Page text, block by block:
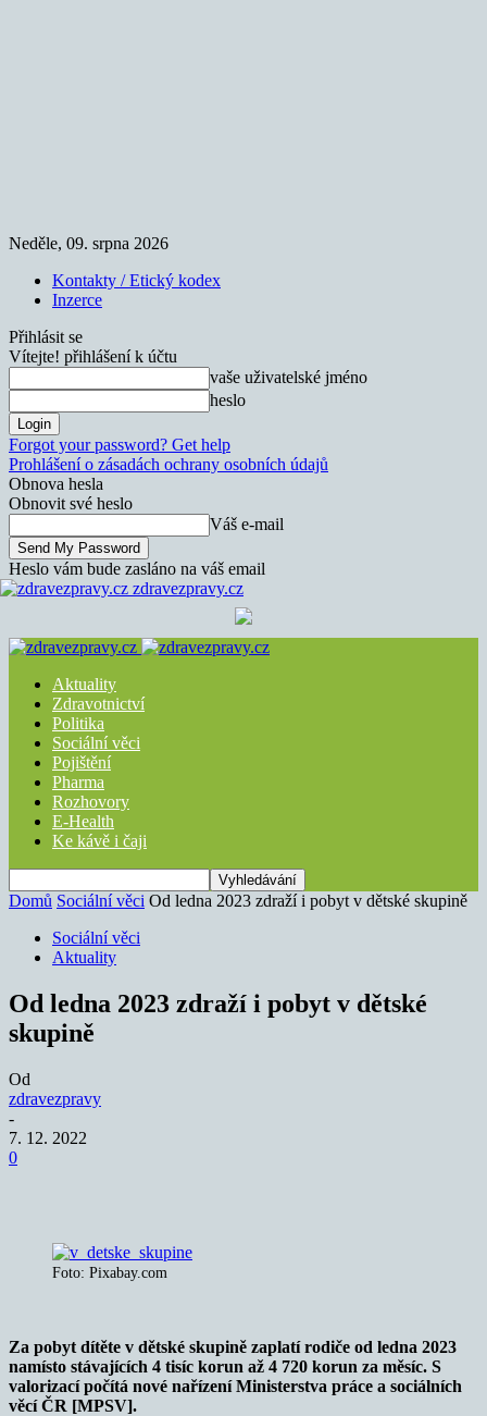
Neděle, 09. srpna 2026
Kontakty / Etický kodex
Inzerce
Přihlásit se
Vítejte! přihlášení k účtu
vaše uživatelské jméno
heslo
Forgot your password? Get help
Prohlášení o zásadách ochrany osobních údajů
Obnova hesla
Obnovit své heslo
Váš e-mail
Heslo vám bude zasláno na váš email
zdravezpravy.cz
Aktuality
Zdravotnictví
Politika
Sociální věci
Pojištění
Pharma
Rozhovory
E-Health
Ke kávě i čaji
Domů Sociální věci Od ledna 2023 zdraží i pobyt v dětské skupině
Sociální věci
Aktuality
Od ledna 2023 zdraží i pobyt v dětské
skupině
Od
zdravezpravy
-
7. 12. 2022
0
Foto: Pixabay.com
Za pobyt dítěte v dětské skupině zaplatí rodiče od ledna 2023
namísto stávajících 4 tisíc korun až 4 720 korun za měsíc. S
valorizací počítá nové nařízení Ministerstva práce a sociálních
věcí ČR [MPSV].